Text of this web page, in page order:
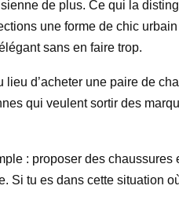
de plus. Ce qui la
une forme de chic
sans en faire trop.
d’acheter une paire de
qui veulent sortir des
: proposer des
Si tu es dans cette situation